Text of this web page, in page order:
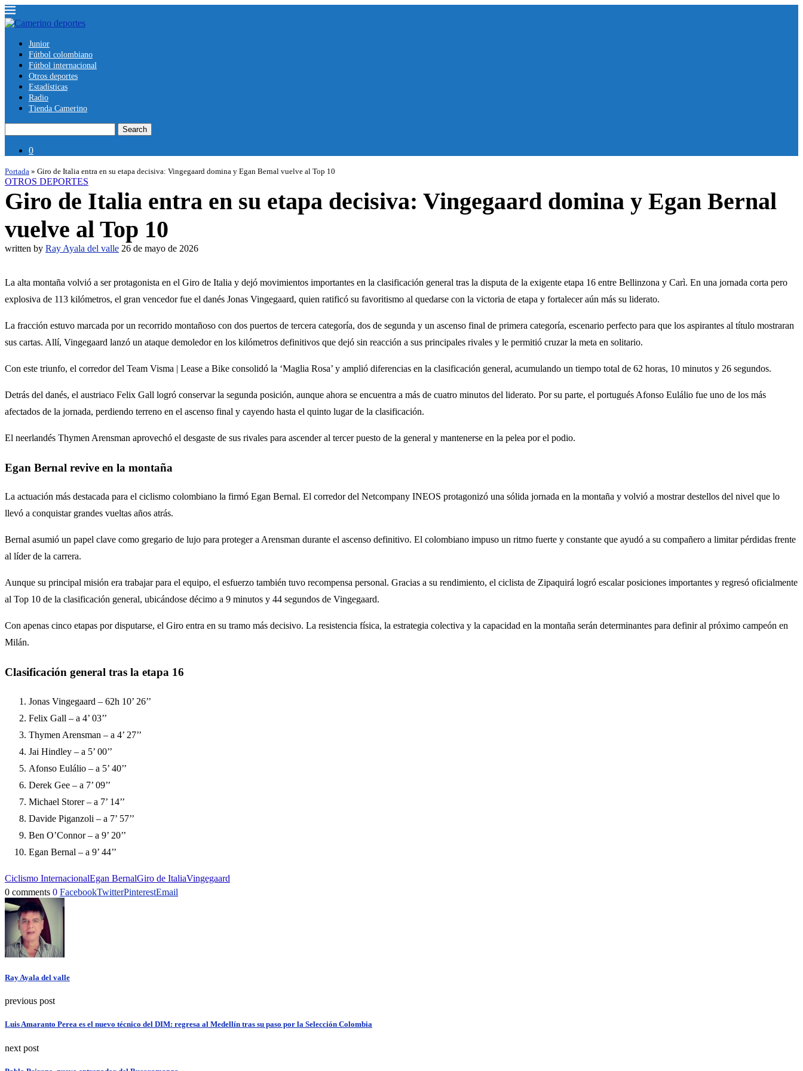
Junior
Fútbol colombiano
Fútbol internacional
Otros deportes
Estadísticas
Radio
Tienda Camerino
Search
0
Portada » Giro de Italia entra en su etapa decisiva: Vingegaard domina y Egan Bernal vuelve al Top 10
OTROS DEPORTES
Giro de Italia entra en su etapa decisiva: Vingegaard domina y Egan Bernal
vuelve al Top 10
written by Ray Ayala del valle 26 de mayo de 2026
La alta montaña volvió a ser protagonista en el Giro de Italia y dejó movimientos importantes en la clasificación general tras la disputa de la exigente etapa 16 entre Bellinzona y Carì. En una jornada corta pero
explosiva de 113 kilómetros, el gran vencedor fue el danés Jonas Vingegaard, quien ratificó su favoritismo al quedarse con la victoria de etapa y fortalecer aún más su liderato.
La fracción estuvo marcada por un recorrido montañoso con dos puertos de tercera categoría, dos de segunda y un ascenso final de primera categoría, escenario perfecto para que los aspirantes al título mostraran
sus cartas. Allí, Vingegaard lanzó un ataque demoledor en los kilómetros definitivos que dejó sin reacción a sus principales rivales y le permitió cruzar la meta en solitario.
Con este triunfo, el corredor del Team Visma | Lease a Bike consolidó la ‘Maglia Rosa’ y amplió diferencias en la clasificación general, acumulando un tiempo total de 62 horas, 10 minutos y 26 segundos.
Detrás del danés, el austriaco Felix Gall logró conservar la segunda posición, aunque ahora se encuentra a más de cuatro minutos del liderato. Por su parte, el portugués Afonso Eulálio fue uno de los más
afectados de la jornada, perdiendo terreno en el ascenso final y cayendo hasta el quinto lugar de la clasificación.
El neerlandés Thymen Arensman aprovechó el desgaste de sus rivales para ascender al tercer puesto de la general y mantenerse en la pelea por el podio.
Egan Bernal revive en la montaña
La actuación más destacada para el ciclismo colombiano la firmó Egan Bernal. El corredor del Netcompany INEOS protagonizó una sólida jornada en la montaña y volvió a mostrar destellos del nivel que lo
llevó a conquistar grandes vueltas años atrás.
Bernal asumió un papel clave como gregario de lujo para proteger a Arensman durante el ascenso definitivo. El colombiano impuso un ritmo fuerte y constante que ayudó a su compañero a limitar pérdidas frente
al líder de la carrera.
Aunque su principal misión era trabajar para el equipo, el esfuerzo también tuvo recompensa personal. Gracias a su rendimiento, el ciclista de Zipaquirá logró escalar posiciones importantes y regresó oficialmente
al Top 10 de la clasificación general, ubicándose décimo a 9 minutos y 44 segundos de Vingegaard.
Con apenas cinco etapas por disputarse, el Giro entra en su tramo más decisivo. La resistencia física, la estrategia colectiva y la capacidad en la montaña serán determinantes para definir al próximo campeón en
Milán.
Clasificación general tras la etapa 16
Jonas Vingegaard – 62h 10’ 26’’
Felix Gall – a 4’ 03’’
Thymen Arensman – a 4’ 27’’
Jai Hindley – a 5’ 00’’
Afonso Eulálio – a 5’ 40’’
Derek Gee – a 7’ 09’’
Michael Storer – a 7’ 14’’
Davide Piganzoli – a 7’ 57’’
Ben O’Connor – a 9’ 20’’
Egan Bernal – a 9’ 44’’
Ciclismo InternacionalEgan BernalGiro de ItaliaVingegaard
0 comments 0 FacebookTwitterPinterestEmail
Ray Ayala del valle
previous post
Luis Amaranto Perea es el nuevo técnico del DIM: regresa al Medellín tras su paso por la Selección Colombia
next post